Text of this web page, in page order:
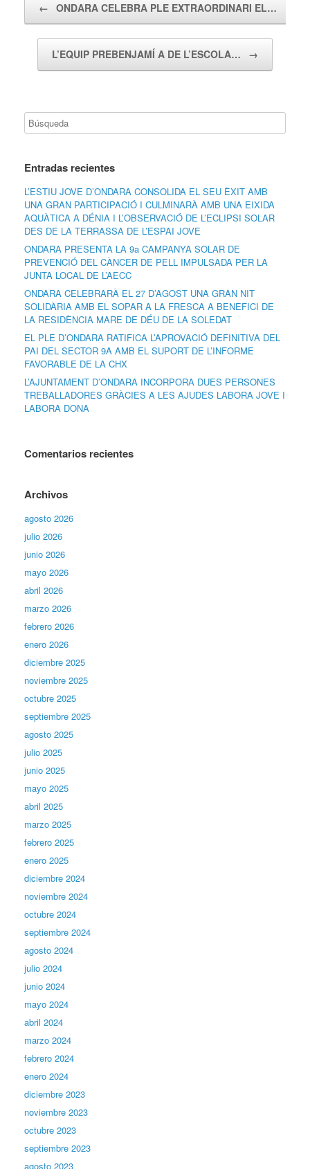
← ONDARA CELEBRA PLE EXTRAORDINARI EL…
L’EQUIP PREBENJAMÍ A DE L’ESCOLA… →
Entradas recientes
L’ESTIU JOVE D’ONDARA CONSOLIDA EL SEU ÈXIT AMB
UNA GRAN PARTICIPACIÓ I CULMINARÀ AMB UNA EIXIDA
AQUÀTICA A DÉNIA I L’OBSERVACIÓ DE L’ECLIPSI SOLAR
DES DE LA TERRASSA DE L’ESPAI JOVE
ONDARA PRESENTA LA 9a CAMPANYA SOLAR DE
PREVENCIÓ DEL CÀNCER DE PELL IMPULSADA PER LA
JUNTA LOCAL DE L’AECC
ONDARA CELEBRARÀ EL 27 D’AGOST UNA GRAN NIT
SOLIDÀRIA AMB EL SOPAR A LA FRESCA A BENEFICI DE
LA RESIDÈNCIA MARE DE DÉU DE LA SOLEDAT
EL PLE D’ONDARA RATIFICA L’APROVACIÓ DEFINITIVA DEL
PAI DEL SECTOR 9A AMB EL SUPORT DE L’INFORME
FAVORABLE DE LA CHX
L’AJUNTAMENT D’ONDARA INCORPORA DUES PERSONES
TREBALLADORES GRÀCIES A LES AJUDES LABORA JOVE I
LABORA DONA
Comentarios recientes
Archivos
agosto 2026
julio 2026
junio 2026
mayo 2026
abril 2026
marzo 2026
febrero 2026
enero 2026
diciembre 2025
noviembre 2025
octubre 2025
septiembre 2025
agosto 2025
julio 2025
junio 2025
mayo 2025
abril 2025
marzo 2025
febrero 2025
enero 2025
diciembre 2024
noviembre 2024
octubre 2024
septiembre 2024
agosto 2024
julio 2024
junio 2024
mayo 2024
abril 2024
marzo 2024
febrero 2024
enero 2024
diciembre 2023
noviembre 2023
octubre 2023
septiembre 2023
agosto 2023